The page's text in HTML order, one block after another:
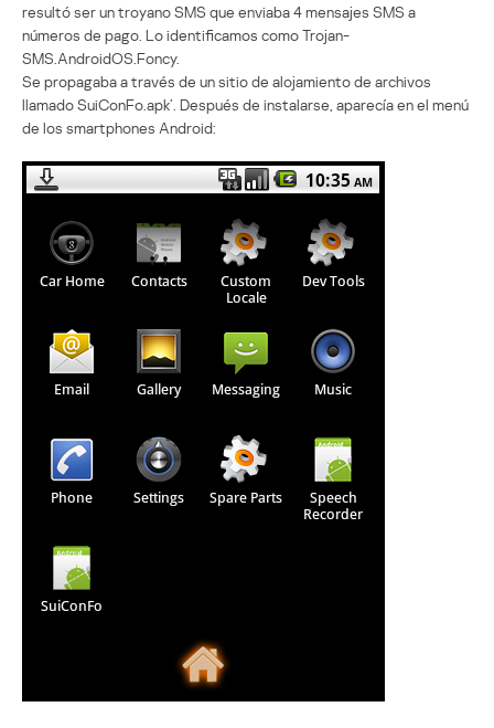
resultó ser un troyano SMS que enviaba 4 mensajes SMS a
números de pago. Lo identificamos como Trojan-
SMS.AndroidOS.Foncy.
Se propagaba a través de un sitio de alojamiento de archivos
llamado SuiConFo.apk’. Después de instalarse, aparecía en el menú
de los smartphones Android: